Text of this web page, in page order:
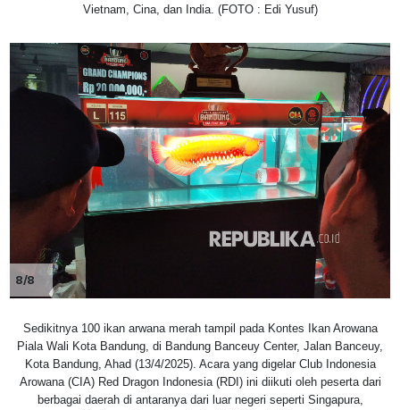
Vietnam, Cina, dan India. (FOTO : Edi Yusuf)
8/8
Sedikitnya 100 ikan arwana merah tampil pada Kontes Ikan Arowana
Piala Wali Kota Bandung, di Bandung Banceuy Center, Jalan Banceuy,
Kota Bandung, Ahad (13/4/2025). Acara yang digelar Club Indonesia
Arowana (CIA) Red Dragon Indonesia (RDI) ini diikuti oleh peserta dari
berbagai daerah di antaranya dari luar negeri seperti Singapura,